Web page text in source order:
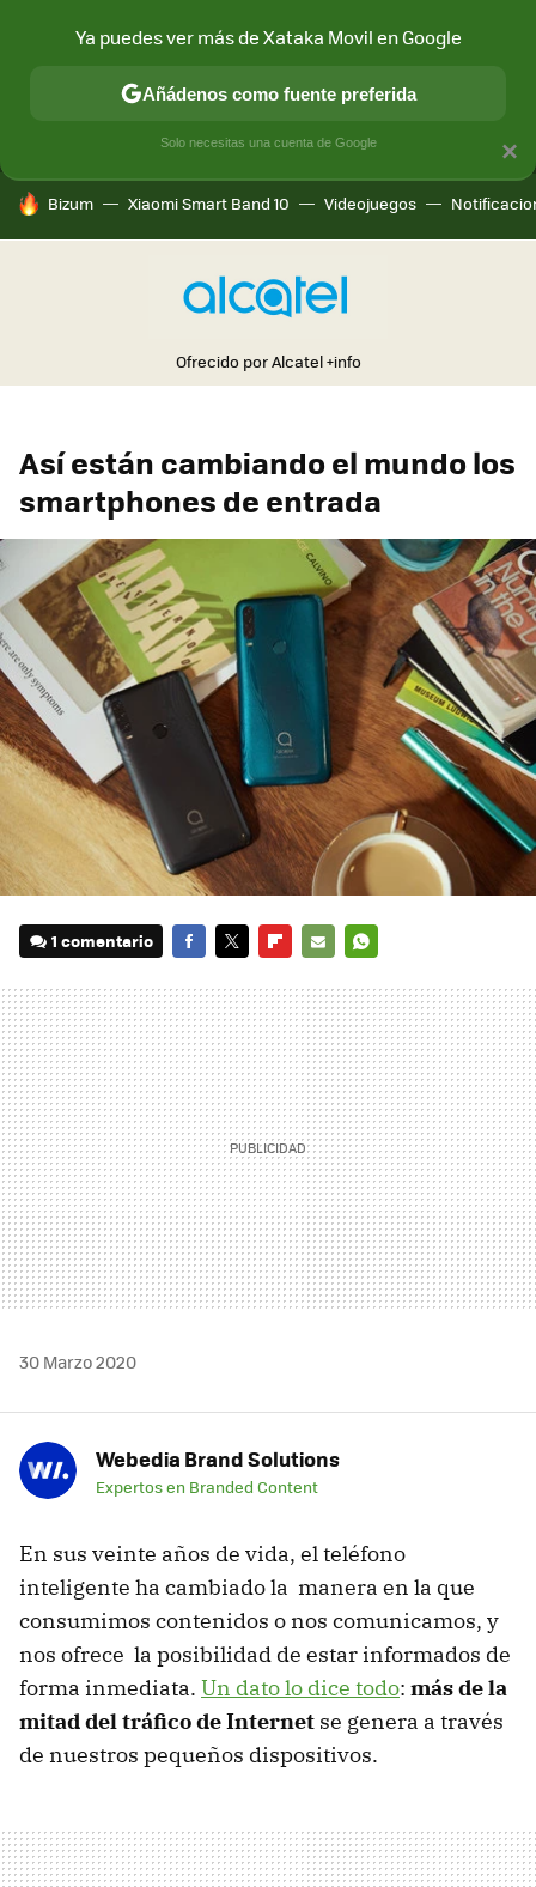
MÓVIL Y SOCIEDAD APLICACIONES
HOY SE HABLA DE
Bizum Xiaomi Smart Band 10 Videojuegos
Ofrecido por Alcatel+info
Así están cambiando el mundo los
smartphones de entrada
1 comentario
MAIL
30 Marzo 2020
Webedia Brand Solutions
Expertos en Branded Content
En sus veinte años de vida, el teléfono
inteligente ha cambiado la manera en la que
consumimos contenidos o nos comunicamos, y
nos ofrece la posibilidad de estar informados de
forma inmediata. Un dato lo dice todo: más de la
mitad del tráfico de Internet se genera a través
de nuestros pequeños dispositivos.
×
Ya puedes ver más de Xataka Movil en Google
Añádenos como fuente preferida
Solo necesitas una cuenta de Google